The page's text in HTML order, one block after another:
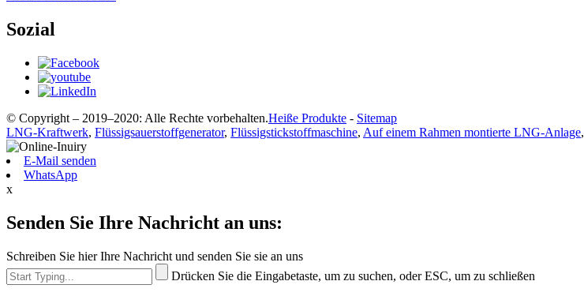
Sozial
© Copyright – 2019–2020: Alle Rechte vorbehalten.Heiße Produkte - Sitemap
LNG-Kraftwerk, Flüssigsauerstoffgenerator, Flüssigstickstoffmaschine, Auf einem Rahmen montierte LNG-Anlage,
E-Mail senden
WhatsApp
x
Senden Sie Ihre Nachricht an uns:
Schreiben Sie hier Ihre Nachricht und senden Sie sie an uns
Drücken Sie die Eingabetaste, um zu suchen, oder ESC, um zu schließen